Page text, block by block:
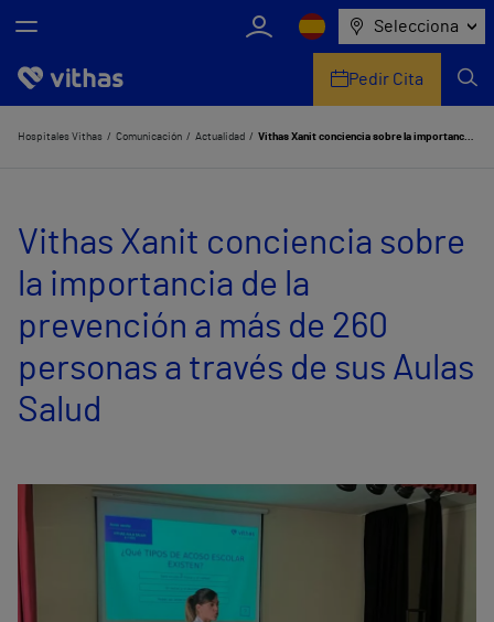
Selecciona
Nosotros
Servicios de salud
Equipo médico y asistencial
Información útil
Comunicación
Pedir Cita
Hospitales Vithas Comunicación Actualidad Vithas Xanit conciencia sobre la importancia de la prevención a más de 260 personas a través de sus Aulas Salud
Vithas Xanit conciencia sobre
la importancia de la
prevención a más de 260
personas a través de sus Aulas
Salud